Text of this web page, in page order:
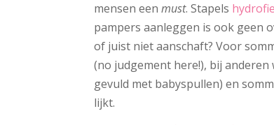
mensen eenmust. Stapels
pampers aanleggen is ook geen
of juist niet aanschaft? Voor
(no judgement here!), bij
gevuld met babyspullen) en
lijkt.